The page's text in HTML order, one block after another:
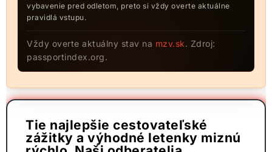
vybavenie pred odletom, preto si vždy overte aktuálne
pravidlá vstupu.
Vždy overte aktuálny stav na mzv.sk. Zdroj:
passportindex.org.
Tie najlepšie cestovateľské
zážitky a výhodné letenky miznú